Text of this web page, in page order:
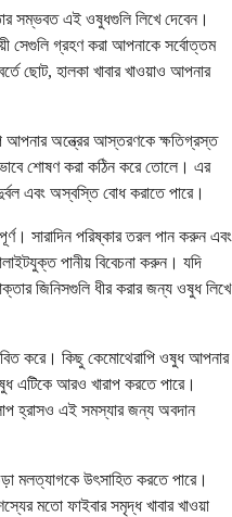
সম্ভবত এই ওষুধগুলি লিখে দেবেন।
সেগুলি গ্রহণ করা আপনাকে সর্বোত্তম
ছোট, হালকা খাবার খাওয়াও আপনার
আপনার অন্ত্রের আস্তরণকে ক্ষতিগ্রস্ত
শোষণ করা কঠিন করে তোলে। এর
এবং অস্বস্তি বোধ করাতে পারে।
সারাদিন পরিষ্কার তরল পান করুন এবং
পানীয় বিবেচনা করুন। যদি
জিনিসগুলি ধীর করার জন্য ওষুধ লিখে
করে। কিছু কেমোথেরাপি ওষুধ আপনার
এটিকে আরও খারাপ করতে পারে।
হ্রাসও এই সমস্যার জন্য অবদান
মলত্যাগকে উৎসাহিত করতে পারে।
মতো ফাইবার সমৃদ্ধ খাবার খাওয়া